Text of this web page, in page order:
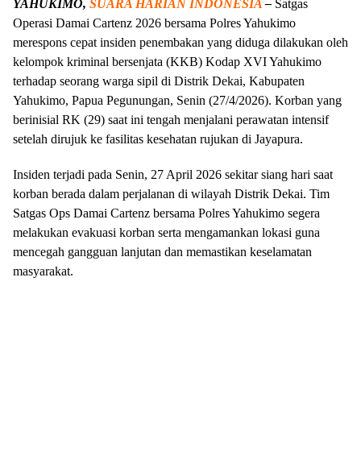
YAHUKIMO, SUARA HARIAN INDONESIA – Satgas
Operasi Damai Cartenz 2026 bersama Polres Yahukimo
merespons cepat insiden penembakan yang diduga dilakukan oleh
kelompok kriminal bersenjata (KKB) Kodap XVI Yahukimo
terhadap seorang warga sipil di Distrik Dekai, Kabupaten
Yahukimo, Papua Pegunungan, Senin (27/4/2026). Korban yang
berinisial RK (29) saat ini tengah menjalani perawatan intensif
setelah dirujuk ke fasilitas kesehatan rujukan di Jayapura.
Insiden terjadi pada Senin, 27 April 2026 sekitar siang hari saat
korban berada dalam perjalanan di wilayah Distrik Dekai. Tim
Satgas Ops Damai Cartenz bersama Polres Yahukimo segera
melakukan evakuasi korban serta mengamankan lokasi guna
mencegah gangguan lanjutan dan memastikan keselamatan
masyarakat.